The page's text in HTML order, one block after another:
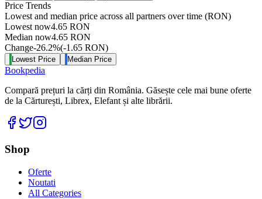
Price Trends
Lowest and median price across all partners over time (RON)
Lowest now4.65 RON
Median now4.65 RON
Change-26.2%(-1.65 RON)
Lowest Price Median Price
Bookpedia
Compară prețuri la cărți din România. Găsește cele mai bune oferte
de la Cărturești, Librex, Elefant și alte librării.
Facebook
Twitter
Shop
Oferte
Noutati
All Categories